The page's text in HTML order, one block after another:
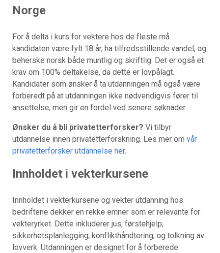
Norge
For å delta i kurs for vektere hos de fleste må
kandidaten være fylt 18 år, ha tilfredsstillende vandel, og
beherske norsk både muntlig og skriftlig. Det er også et
krav om 100% deltakelse, da dette er lovpålagt.
Kandidater som ønsker å ta utdanningen må også være
forberedt på at utdanningen ikke nødvendigvis fører til
ansettelse, men gir en fordel ved senere søknader.
Ønsker du å bli privatetterforsker? Vi tilbyr
utdannelse innen privatetterforskning. Les mer om vår
privatetterforsker utdannelse her.
Innholdet i vekterkursene
Innholdet i vekterkursene og vekter utdanning hos
bedriftene dekker en rekke emner som er relevante for
vekteryrket. Dette inkluderer jus, førstehjelp,
sikkerhetsplanlegging, konflikthåndtering, og tolkning av
lovverk. Utdanningen er designet for å forberede